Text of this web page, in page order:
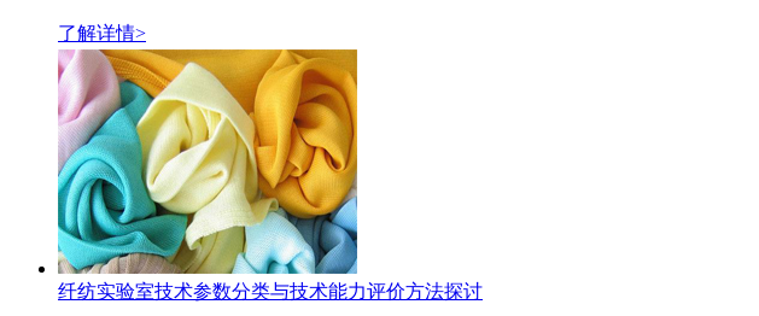
了解详情>
纤纺实验室技术参数分类与技术能力评价方法探讨